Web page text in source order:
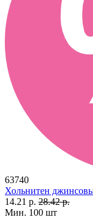
63740
Хольнитен
14.21 р. 28.42 р.
Мин. 100 шт